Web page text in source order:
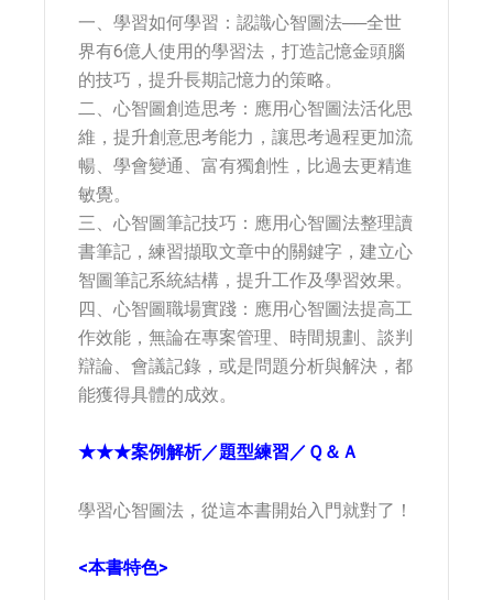
一、學習如何學習：認識心智圖法──全世
界有6億人使用的學習法，打造記憶金頭腦
的技巧，提升長期記憶力的策略。
二、心智圖創造思考：應用心智圖法活化思
維，提升創意思考能力，讓思考過程更加流
暢、學會變通、富有獨創性，比過去更精進
敏覺。
三、心智圖筆記技巧：應用心智圖法整理讀
書筆記，練習擷取文章中的關鍵字，建立心
智圖筆記系統結構，提升工作及學習效果。
四、心智圖職場實踐：應用心智圖法提高工
作效能，無論在專案管理、時間規劃、談判
辯論、會議記錄，或是問題分析與解決，都
能獲得具體的成效。
★★★案例解析／題型練習／Ｑ＆Ａ
學習心智圖法，從這本書開始入門就對了！
<本書特色>